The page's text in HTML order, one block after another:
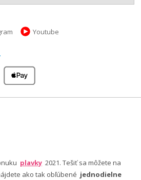
Youtube
plavky 2021. Tešiť sa môžete na
ako tak obľúbené jednodielne